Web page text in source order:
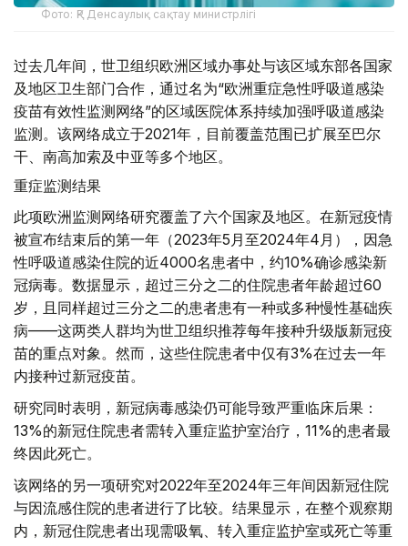
Фото: ҚР Денсаулық сақтау министрлігі
过去几年间，世卫组织欧洲区域办事处与该区域东部各国家
及地区卫生部门合作，通过名为“欧洲重症急性呼吸道感染
疫苗有效性监测网络”的区域医院体系持续加强呼吸道感染
监测。该网络成立于2021年，目前覆盖范围已扩展至巴尔
干、南高加索及中亚等多个地区。
重症监测结果
此项欧洲监测网络研究覆盖了六个国家及地区。在新冠疫情
被宣布结束后的第一年（2023年5月至2024年4月），因急
性呼吸道感染住院的近4000名患者中，约10%确诊感染新
冠病毒。数据显示，超过三分之二的住院患者年龄超过60
岁，且同样超过三分之二的患者患有一种或多种慢性基础疾
病——这两类人群均为世卫组织推荐每年接种升级版新冠疫
苗的重点对象。然而，这些住院患者中仅有3%在过去一年
内接种过新冠疫苗。
研究同时表明，新冠病毒感染仍可能导致严重临床后果：
13%的新冠住院患者需转入重症监护室治疗，11%的患者最
终因此死亡。
该网络的另一项研究对2022年至2024年三年间因新冠住院
与因流感住院的患者进行了比较。结果显示，在整个观察期
内，新冠住院患者出现需吸氧、转入重症监护室或死亡等重